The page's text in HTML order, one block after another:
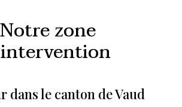
Notre zone
dans le canton de Vaud